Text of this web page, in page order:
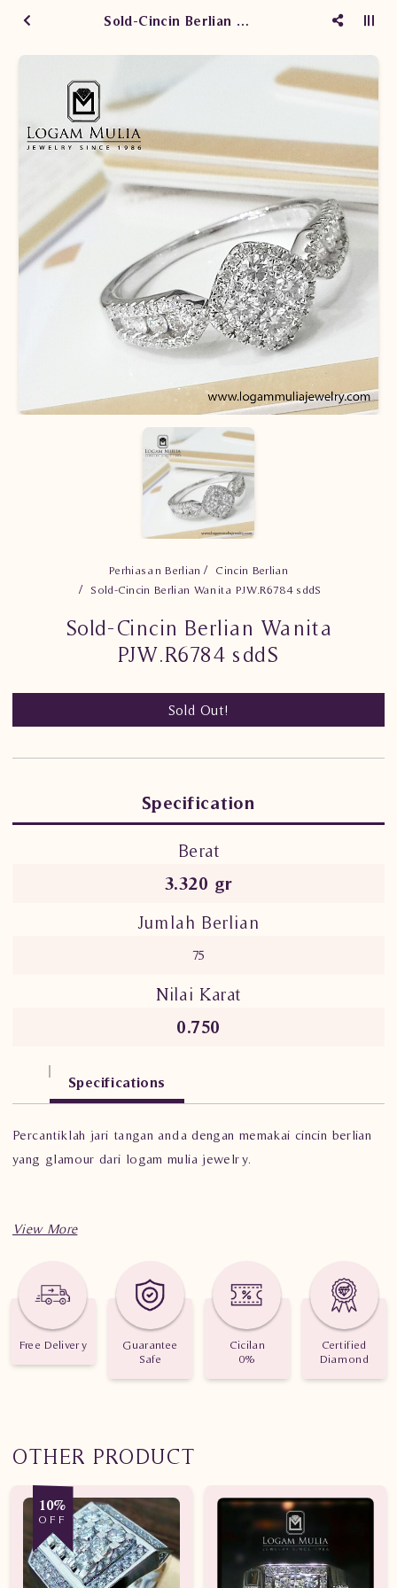
Sold-Cincin Berlian Wanita PJW.R6784 sddS
Perhiasan Berlian
Cincin Berlian
Sold-Cincin Berlian Wanita PJW.R6784 sddS
Sold-Cincin Berlian Wanita
PJW.R6784 sddS
Sold Out!
Specification
Berat
3.320 gr
Jumlah Berlian
75
Nilai Karat
0.750
Specifications
Percantiklah jari tangan anda dengan memakai cincin berlian
yang glamour dari logam mulia jewelry.
Spesifikasi penting untuk perhiasan Cincin Berlian Wanita
Berat: 3.320 gram
Jumlah berlian: 75 buah
Nilai karat: 0.750 karat
Free Delivery
Guarantee
Safe
Cicilan
0%
Certified
Diamond
OTHER PRODUCT
10%
OFF